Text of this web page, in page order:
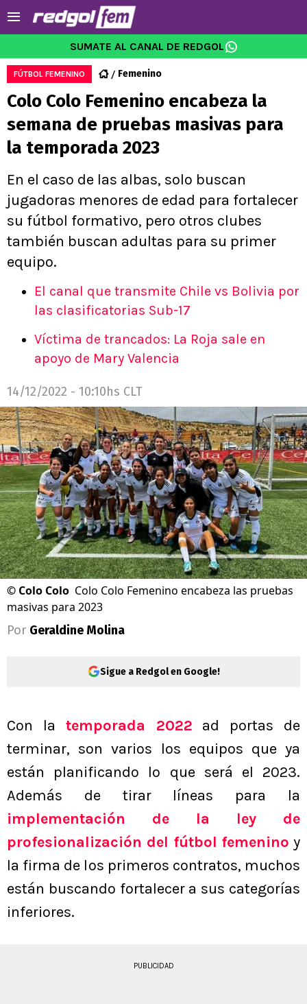
SUMATE AL CANAL DE REDGOL
FÚTBOL FEMENINO Femenino
Colo Colo Femenino encabeza la
semana de pruebas masivas para
la temporada 2023
En el caso de las albas, solo buscan
jugadoras menores de edad para fortalecer
su fútbol formativo, pero otros clubes
también buscan adultas para su primer
equipo.
El canal que transmite Chile vs Bolivia por
las clasificatorias Sub-17
Víctima de trancados: La Roja sale en
apoyo de Mary Valencia
14/12/2022 - 10:10hs CLT
© Colo Colo Colo Colo Femenino encabeza las pruebas
masivas para 2023
Por Geraldine Molina
Sigue a Redgol en Google!
Con la temporada 2022 ad portas de
terminar, son varios los equipos que ya
están planificando lo que será el 2023.
Además de tirar líneas para la
implementación de la ley de
profesionalización del fútbol femenino y
la firma de los primeros contratos, muchos
están buscando fortalecer a sus categorías
inferiores.
PUBLICIDAD